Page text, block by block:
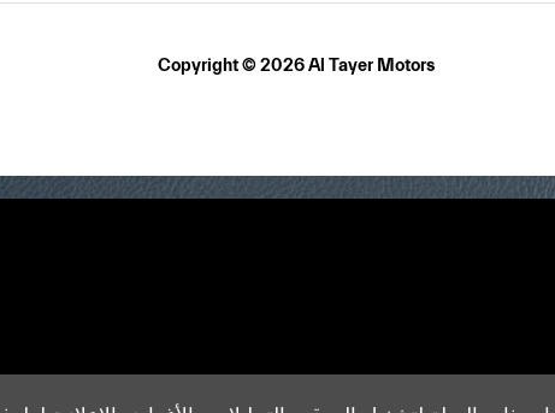
Copyright © 2026 Al Tayer Motors